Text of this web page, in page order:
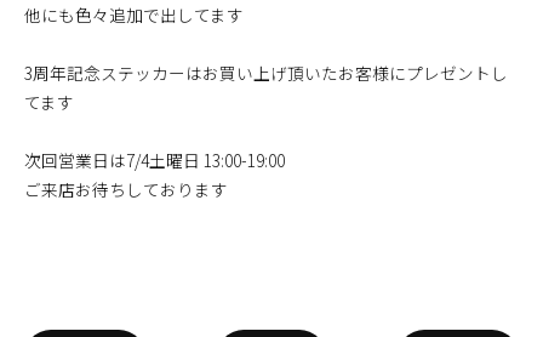
他にも色々追加で出してます
3周年記念ステッカーはお買い上げ頂いたお客様にプレゼントし
てます
次回営業日は7/4土曜日 13:00-19:00
ご来店お待ちしております